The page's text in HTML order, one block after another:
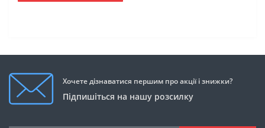
Хочете дізнаватися першим про акції і знижки?
Підпишіться на нашу розсилку